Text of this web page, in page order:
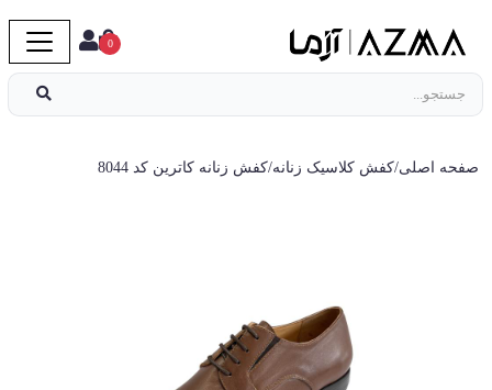
0
صفحه اصلی/کفش کلاسیک زنانه/کفش زنانه کاترین کد 8044